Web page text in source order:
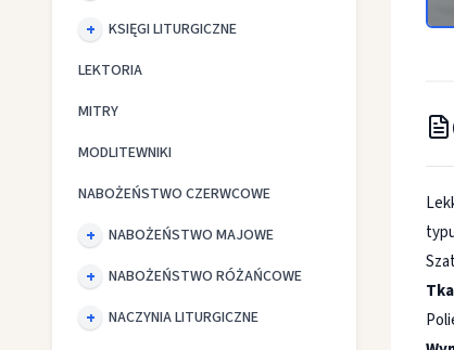
KSIĘGI LITURGICZNE
LEKTORIA
MITRY
MODLITEWNIKI
NABOŻEŃSTWO CZERWCOWE
NABOŻEŃSTWO MAJOWE
NABOŻEŃSTWO RÓŻAŃCOWE
NACZYNIA LITURGICZNE